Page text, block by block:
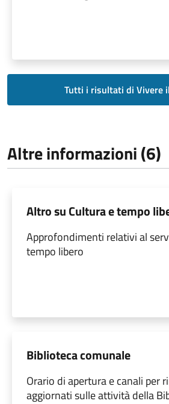
Tutti i risultati di Vivere
Altre informazioni (6)
Altro su Cultura e tempo
Approfondimenti relativi al
tempo libero
Biblioteca comunale
Orario di apertura e canali per
aggiornati sulle attività della